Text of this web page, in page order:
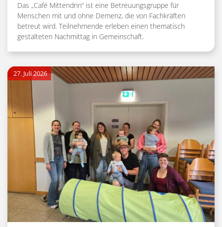
Das „Café Mittendrin“ ist eine Betreuungsgruppe für
Menschen mit und ohne Demenz, die von Fachkräften
betreut wird. Teilnehmende erleben einen thematisch
gestalteten Nachmittag in Gemeinschaft.
27. Juli 2026